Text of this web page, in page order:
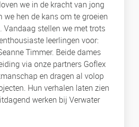
we in de kracht van jong
we hen de kans om te groeien
Vandaag stellen we met trots
leerlingen voor:
Timmer. Beide dames
via onze partners Goflex
en dragen al volop
Hun verhalen laten zien
werken bij Verwater